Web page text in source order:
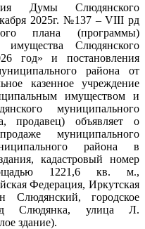
Думы Слюдянского
2025г. №137 –VIII рд
плана (программы)
имущества Слюдянского
год» и постановления
района от
казенное учреждение
имуществом и
муниципального
продавец) объявляет о
муниципального
района в
кадастровый номер
1221,6 кв. м.,
Федерация, Иркутская
Слюдянский, городское
Слюдянка, улица Л.
здание).